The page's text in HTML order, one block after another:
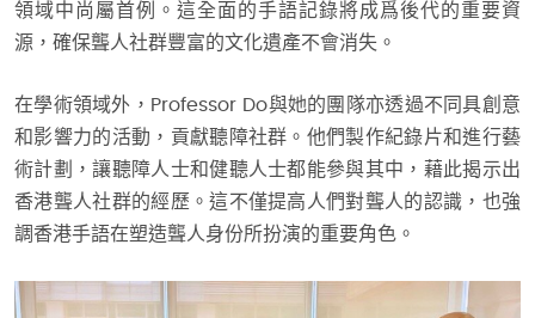
領域中尚屬首例。這全面的手語記錄將成爲後代的重要資
源，確保聾人社群豐富的文化遺產不會消失。
在學術領域外，Professor Do與她的團隊亦透過不同具創意
和影響力的活動，貢獻聽障社群。他們製作紀錄片和進行藝
術計劃，讓聽障人士和健聽人士都能參與其中，藉此揭示出
香港聾人社群的經歷。這不僅提高人們對聾人的認識，也強
調香港手語在塑造聾人身份所扮演的重要角色。